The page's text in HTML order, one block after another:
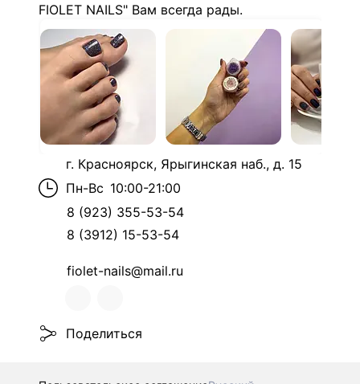
FIOLET NAILS" Вам всегда рады.
г. Красноярск, Ярыгинская наб., д. 15
Пн-Вс 10:00-21:00
8 (923) 355-53-54
8 (3912) 15-53-54
fiolet-nails@mail.ru
Поделиться